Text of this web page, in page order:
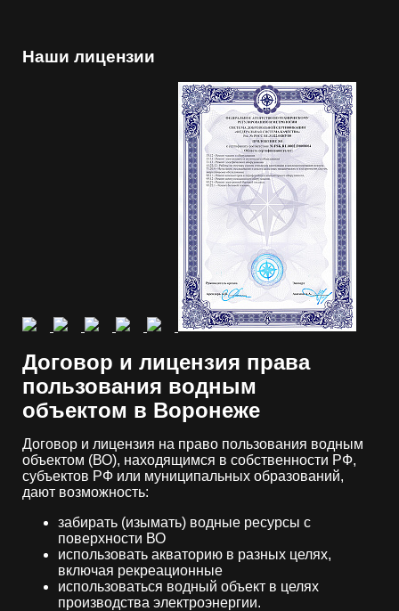
Наши лицензии
Договор и лицензия права
пользования водным
объектом в Воронеже
Договор и лицензия на право пользования водным
объектом (ВО), находящимся в собственности РФ,
субъектов РФ или муниципальных образований,
дают возможность:
забирать (изымать) водные ресурсы с
поверхности ВО
использовать акваторию в разных целях,
включая рекреационные
использоваться водный объект в целях
производства электроэнергии.